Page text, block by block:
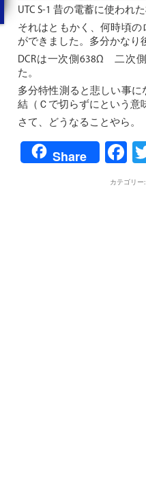
UTC S-1 昔の電蓄に使われ
それはともかく、何時頃
ができました。多分かなり
DCRは一次側638Ω 二次
た。
多分特性測ると悲しい事
結（Ｃで切らずにという意
さて、どうなることやら。
Share
カテゴリー: